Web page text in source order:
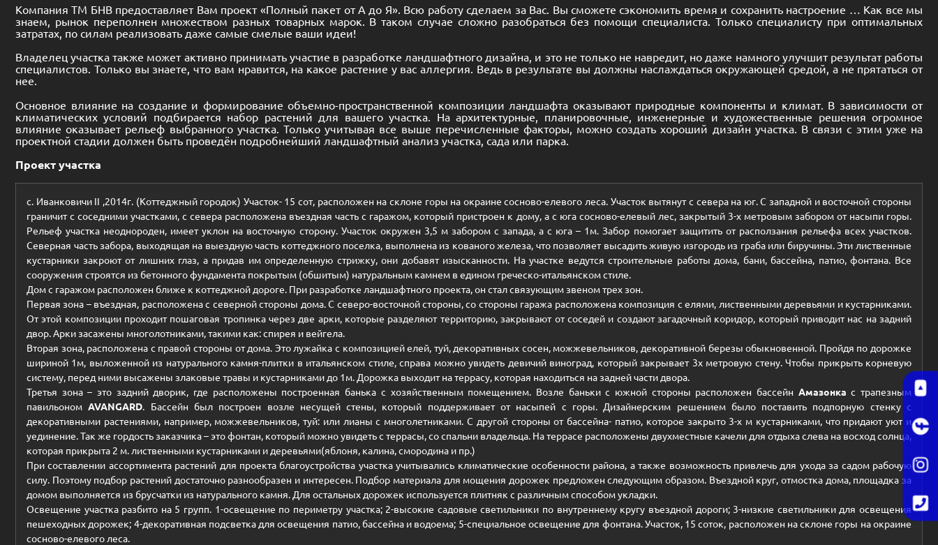
Компания ТМ БНВ предоставляет Вам проект «Полный пакет от А до Я». Всю работу сделаем за Вас. Вы сможете сэкономить время и сохранить настроение … Как все мы
знаем, рынок переполнен множеством разных товарных марок. В таком случае сложно разобраться без помощи специалиста. Только специалисту при оптимальных
затратах, по силам реализовать даже самые смелые ваши идеи!
Владелец участка также может активно принимать участие в разработке ландшафтного дизайна, и это не только не навредит, но даже намного улучшит результат работы
специалистов. Только вы знаете, что вам нравится, на какое растение у вас аллергия. Ведь в результате вы должны наслаждаться окружающей средой, а не прятаться от
нее.
Основное влияние на создание и формирование объемно-пространственной композиции ландшафта оказывают природные компоненты и климат. В зависимости от
климатических условий подбирается набор растений для вашего участка. На архитектурные, планировочные, инженерные и художественные решения огромное
влияние оказывает рельеф выбранного участка. Только учитывая все выше перечисленные факторы, можно создать хороший дизайн участка. В связи с этим уже на
проектной стадии должен быть проведён подробнейший ландшафтный анализ участка, сада или парка.
Проект участка
с. Иванковичи II ,2014г. (Коттеджный городок) Участок- 15 сот, расположен на склоне горы на окраине сосново-елевого леса. Участок вытянут с севера на юг. С западной и восточной стороны
граничит с соседними участками, с севера расположена въездная часть с гаражом, который пристроен к дому, а с юга сосново-елевый лес, закрытый 3-х метровым забором от насыпи горы.
Рельеф участка неоднороден, имеет уклон на восточную сторону. Участок окружен 3,5 м забором с запада, а с юга – 1м. Забор помогает защитить от расползания рельефа всех участков.
Северная часть забора, выходящая на выездную часть коттеджного поселка, выполнена из кованого железа, что позволяет высадить живую изгородь из граба или биручины. Эти лиственные
кустарники закроют от лишних глаз, а придав им определенную стрижку, они добавят изысканности. На участке ведутся строительные работы дома, бани, бассейна, патио, фонтана. Все
сооружения строятся из бетонного фундамента покрытым (обшитым) натуральным камнем в едином греческо-итальянском стиле.
Дом с гаражом расположен ближе к коттеджной дороге. При разработке ландшафтного проекта, он стал связующим звеном трех зон.
Первая зона – въездная, расположена с северной стороны дома. С северо-восточной стороны, со стороны гаража расположена композиция с елями, лиственными деревьями и кустарниками.
От этой композиции проходит пошаговая тропинка через две арки, которые разделяют территорию, закрывают от соседей и создают загадочный коридор, который приводит нас на задний
двор. Арки засажены многолотниками, такими как: спирея и вейгела.
Вторая зона, расположена с правой стороны от дома. Это лужайка с композицией елей, туй, декоративных сосен, можжевельников, декоративной березы обыкновенной. Пройдя по дорожке
шириной 1м, выложенной из натурального камня-плитки в итальянском стиле, справа можно увидеть девичий виноград, который закрывает 3х метровую стену. Чтобы прикрыть корневую
систему, перед ними высажены злаковые травы и кустарниками до 1м. Дорожка выходит на террасу, которая находиться на задней части двора.
Третья зона – это задний дворик, где расположены построенная банька с хозяйственным помещением. Возле баньки с южной стороны расположен бассейн Амазонка с трапезным
павильономAVANGARD. Бассейн был построен возле несущей стены, который поддерживает от насыпей с горы. Дизайнерским решением было поставить подпорную стенку с
декоративными растениями, например, можжевельников, туй: или лианы с многолетниками. С другой стороны от бассейна- патио, которое закрыто 3-х м кустарниками, что придают уют и
уединение. Так же гордость заказчика – это фонтан, который можно увидеть с террасы, со спальни владельца. На террасе расположены двухместные качели для отдыха слева на восход солнца,
которая прикрыта 2 м. лиственными кустарниками и деревьями(яблоня, калина, смородина и пр.)
При составлении ассортимента растений для проекта благоустройства участка учитывались климатические особенности района, а также возможность привлечь для ухода за садом рабочую
силу. Поэтому подбор растений достаточно разнообразен и интересен. Подбор материала для мощения дорожек предложен следующим образом. Въездной круг, отмостка дома, площадка за
домом выполняется из брусчатки из натурального камня. Для остальных дорожек используется плитняк с различным способом укладки.
Освещение участка разбито на 5 групп. 1-освещение по периметру участка; 2-высокие садовые светильники по внутреннему кругу въездной дороги; 3-низкие светильники для освещения
пешеходных дорожек; 4-декоративная подсветка для освещения патио, бассейна и водоема; 5-специальное освещение для фонтана. Участок, 15 соток, расположен на склоне горы на окраине
сосново-елевого леса.